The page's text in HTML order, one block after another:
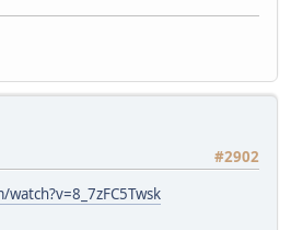
#2902